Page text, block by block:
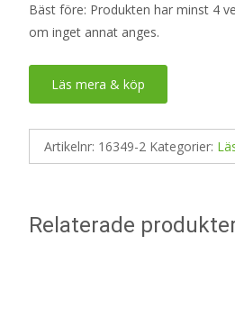
Bäst före: Produkten har minst 4
om inget annat anges.
Läs mera & köp
Artikelnr: 16349-2 Kategorier:
Relaterade